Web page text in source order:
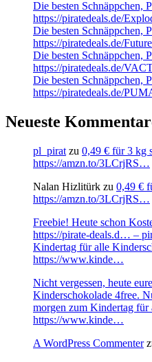
Die besten Schnäppchen,
https://piratedeals.de/
Die besten Schnäppchen,
https://piratedeals.de/
Die besten Schnäppchen,
https://piratedeals.de/
Die besten Schnäppchen,
https://piratedeals.de/
Neueste
pl_pirat zu 0,49 € für 3 kg
https://amzn.to/3LCrjRS…
Nalan Hizlitürk zu 0,49 €
https://amzn.to/3LCrjRS…
Freebie! Heute schon
https://pirate-deals.d… –
Kindertag für alle
https://www.kinde…
Nicht vergessen, heute
Kinderschokolade 4free.
morgen zum Kindertag
https://www.kinde…
A WordPress Commenter